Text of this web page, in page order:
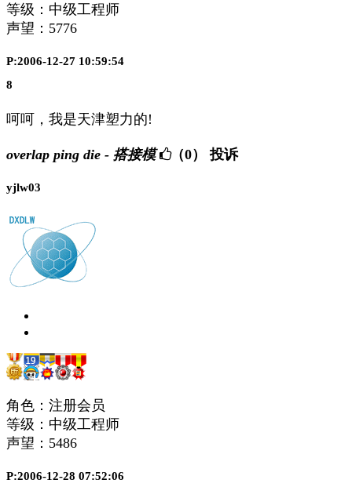
等级：中级工程师
声望： 5776
P:2006-12-27 10:59:54
8
呵呵，我是天津塑力的!
overlap ping die - 搭接模 （0） 投诉
yjlw03
角色：注册会员
等级：中级工程师
声望： 5486
P:2006-12-28 07:52:06